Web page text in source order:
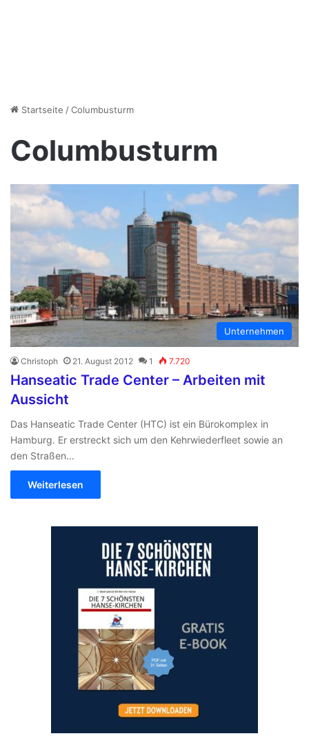
Startseite /Columbusturm
Columbusturm
Unternehmen
Christoph 21. August 2012 1 7.720
Hanseatic Trade Center – Arbeiten mit
Aussicht
Das Hanseatic Trade Center (HTC) ist ein Bürokomplex in
Hamburg. Er erstreckt sich um den Kehrwiederfleet sowie an
den Straßen…
Weiterlesen